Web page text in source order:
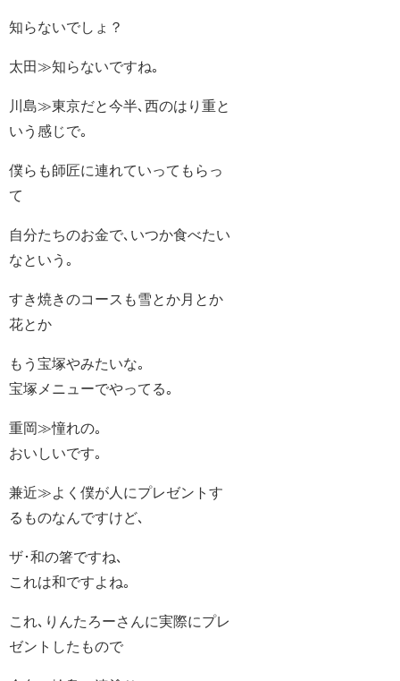
知らないでしょ？
太田≫知らないですね｡
川島≫東京だと今半､西のはり重と
いう感じで｡
僕らも師匠に連れていってもらっ
て
自分たちのお金で､いつか食べたい
なという｡
すき焼きのコースも雪とか月とか
花とか
もう宝塚やみたいな｡
宝塚メニューでやってる｡
重岡≫憧れの｡
おいしいです｡
兼近≫よく僕が人にプレゼントす
るものなんですけど､
ザ･和の箸ですね､
これは和ですよね｡
これ､りんたろーさんに実際にプレ
ゼントしたもので